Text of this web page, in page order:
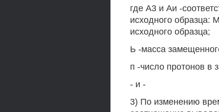
где А3 и Аи -
исходного образца:
исходного образца;
Ь -масса
п -число протонов в
- и -
3) По изменению